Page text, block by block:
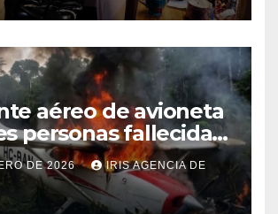
aéreo de avioneta
personas fallecidas
de Morona
DE 2026 IRIS AGENCIA DE